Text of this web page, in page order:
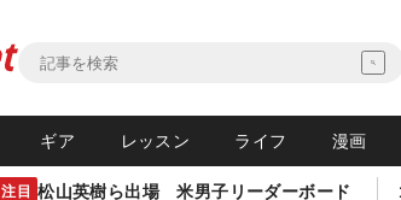
ギア レッスン ライフ 漫画
注目 松山英樹ら出場 米男子リーダーボード